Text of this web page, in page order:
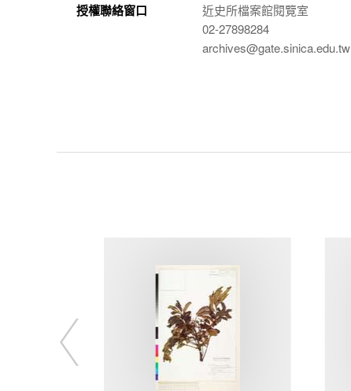
授權聯絡窗口
近史所檔案館閱覽室
02-27898284
archives@gate.sinica.edu.tw